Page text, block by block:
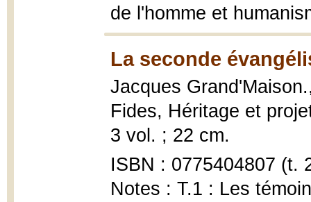
de l'homme et
La seconde
Jacques
Fides, Héritage et
3 vol. ; 22 cm.
ISBN : 0775404807 (t.
Notes : T.1 : Les